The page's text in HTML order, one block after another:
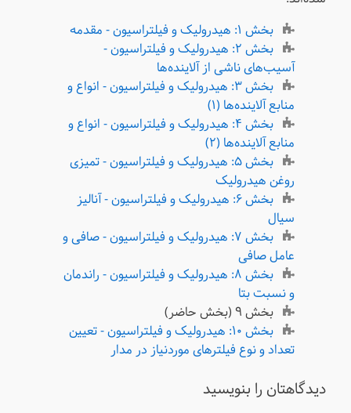
بخش ۱: هیدرولیک و فیلتراسیون - مقدمه
بخش ۲: هیدرولیک و فیلتراسیون -
آسیب‌های ناشی از آلاینده‌ها
بخش ۳: هیدرولیک و فیلتراسیون - انواع و
منابع آلاینده‌ها (۱)
بخش ۴: هیدرولیک و فیلتراسیون - انواع و
منابع آلاینده‌ها (۲)
بخش ۵: هیدرولیک و فیلتراسیون - تمیزی
روغن هیدرولیک
بخش ۶: هیدرولیک و فیلتراسیون - آنالیز
سیال
بخش ۷: هیدرولیک و فیلتراسیون - صافی و
عامل صافی
بخش ۸: هیدرولیک و فیلتراسیون - راندمان
و نسبت بتا
بخش ۹ (بخش حاضر)
بخش ۱۰: هیدرولیک و فیلتراسیون - تعیین
تعداد و نوع فیلترهای موردنیاز در مدار
دیدگاهتان را بنویسید